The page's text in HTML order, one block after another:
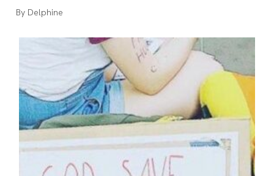
Auteur/autrice
la
Delphine